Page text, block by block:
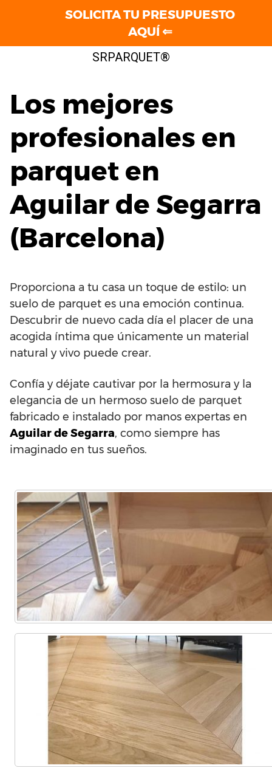
SRPARQUET®
Los mejores
profesionales en
parquet en
Aguilar de Segarra
(Barcelona)
Proporciona a tu casa un toque de estilo: un
suelo de parquet es una emoción continua.
Descubrir de nuevo cada día el placer de una
acogida íntima que únicamente un material
natural y vivo puede crear.
Confía y déjate cautivar por la hermosura y la
elegancia de un hermoso suelo de parquet
fabricado e instalado por manos expertas en
Aguilar de Segarra, como siempre has
imaginado en tus sueños.
SOLICITA TU PRESUPUESTO
AQUÍ ⇐